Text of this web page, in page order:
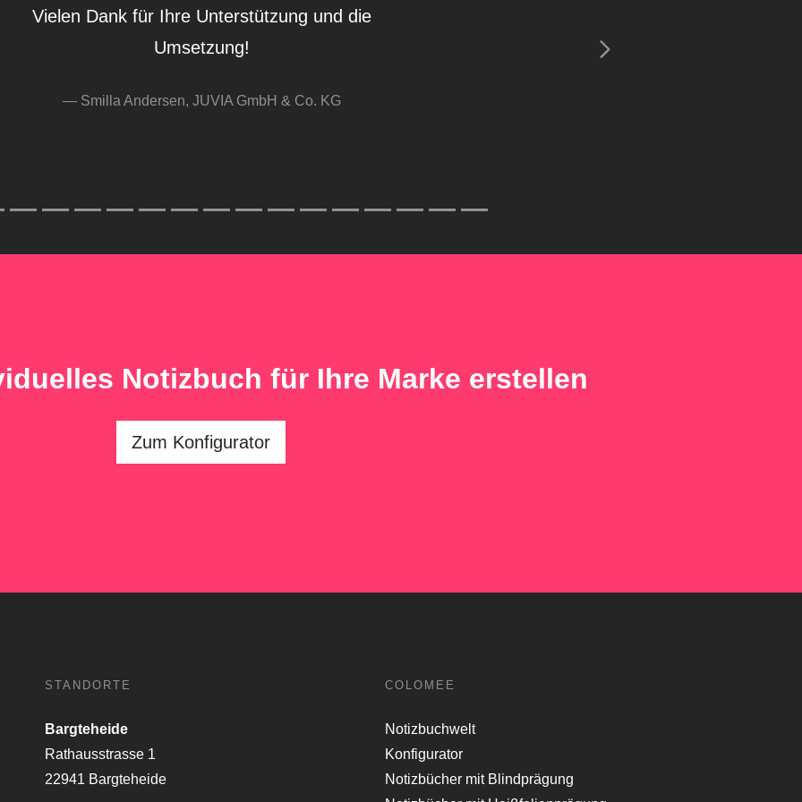
mit der Qualität sind wir auch sehr zufrieden!
Notizbuch für Ihre Marke erstellen
Zum Konfigurator
STANDORTE
Bargteheide
Rathausstrasse 1
22941 Bargteheide
COLOMEE
Notizbuchwelt
Konfigurator
Notizbücher mit Blindprägung